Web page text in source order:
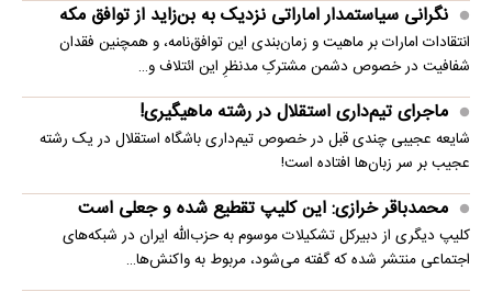
نگرانی سیاستمدار اماراتی نزدیک به بن‌زاید از توافق مکه
انتقادات امارات بر ماهیت و زمان‌بندی این توافق‌نامه، و همچنین فقدان
شفافیت در خصوص دشمن مشترکِ مدنظرِ این ائتلاف و…
ماجرای تیم‌داری استقلال در رشته ماهیگیری!
شایعه عجیبی چندی قبل در خصوص تیم‌داری باشگاه استقلال در یک رشته
عجیب بر سر زبان‌ها افتاده است!
محمدباقر خرازی: این کلیپ تقطیع شده و جعلی است
کلیپ دیگری از دبیرکل تشکیلات موسوم به حزب‌الله ایران در شبکه‌های
اجتماعی منتشر شده که گفته می‌شود، مربوط به واکنش‌ها…